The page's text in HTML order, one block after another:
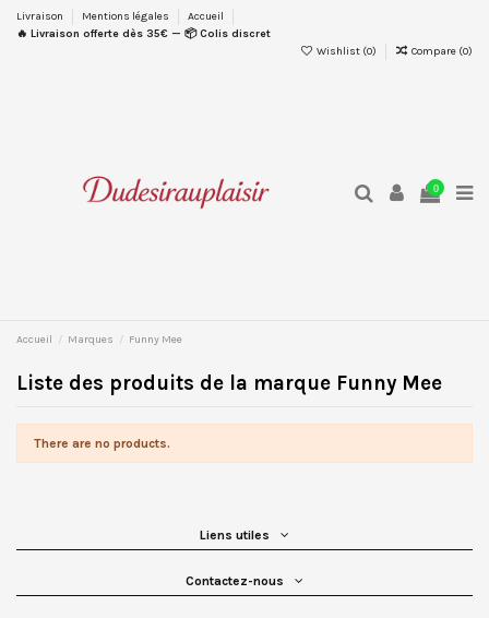
Livraison Mentions légales
Accueil
🔥 Livraison offerte dès 35€ — 📦 Colis discret
Wishlist (0) Compare (0)
0
Accueil Marques Funny Mee
Liste des produits de la marque Funny Mee
There are no products.
Liens utiles
Contactez-nous